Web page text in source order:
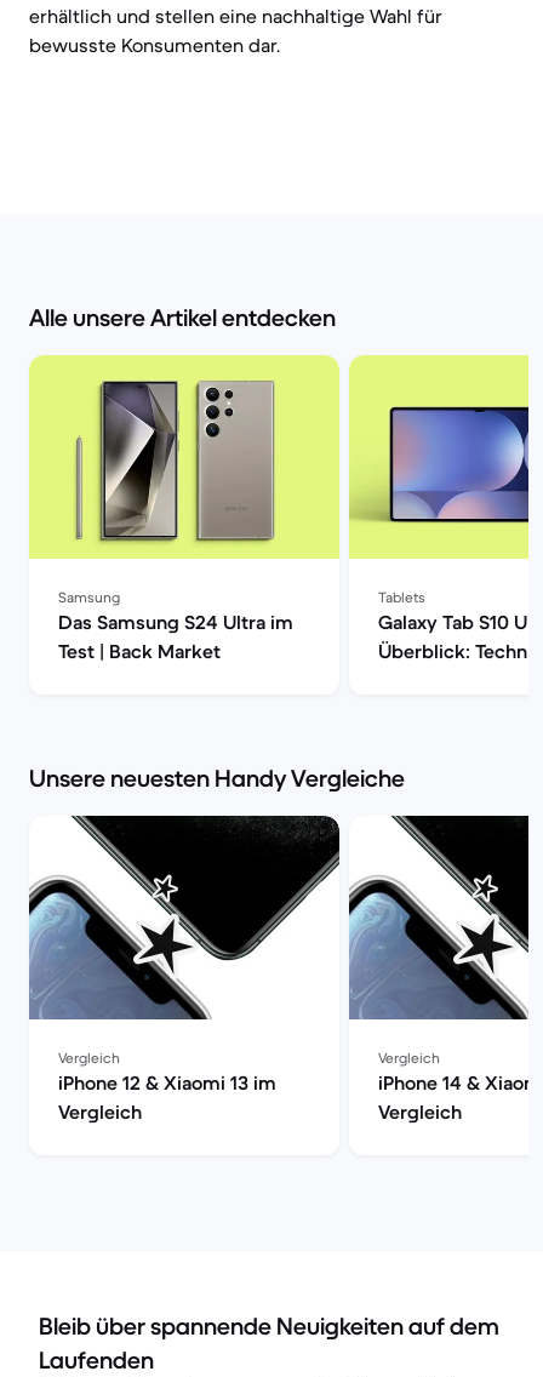
erhältlich und stellen eine nachhaltige Wahl für
bewusste Konsumenten dar.
Alle unsere Artikel entdecken
Samsung
Das Samsung S24 Ultra im
Test | Back Market
Tablets
Galaxy Tab S10
Überblick:
Unsere neuesten Handy Vergleiche
Vergleich
iPhone 12 & Xiaomi 13 im
Vergleich
Vergleich
iPhone 14 &
Vergleich
Bleib über spannende Neuigkeiten auf dem
Laufenden